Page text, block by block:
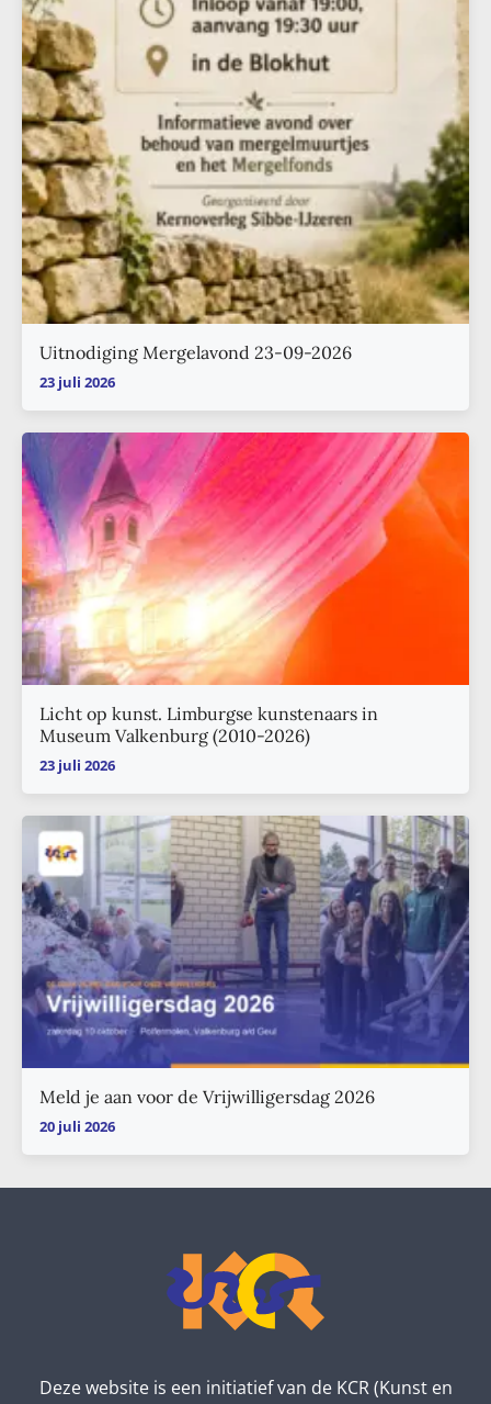
Uitnodiging Mergelavond 23-09-2026
23 juli 2026
Licht op kunst. Limburgse kunstenaars in
Museum Valkenburg (2010-2026)
23 juli 2026
Meld je aan voor de Vrijwilligersdag 2026
20 juli 2026
Deze website is een initiatief van de KCR (Kunst en